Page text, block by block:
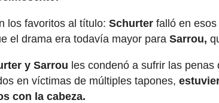
los favoritos al título:Schurterfalló en
el drama era todavía mayor para Sarrou,
y Sarrou les condenó a sufrir las
en víctimas de múltiples tapones,
con la cabeza.